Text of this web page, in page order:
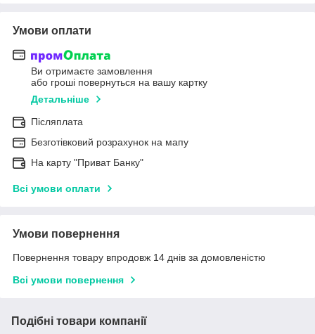
Умови оплати
Ви отримаєте замовлення
або гроші повернуться на вашу картку
Детальніше
Післяплата
Безготівковий розрахунок на мапу
На карту "Приват Банку"
Всі умови оплати
Умови повернення
Повернення товару впродовж 14 днів за домовленістю
Всі умови повернення
Подібні товари компанії